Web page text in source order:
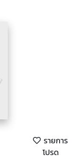
รายการ
โปรด